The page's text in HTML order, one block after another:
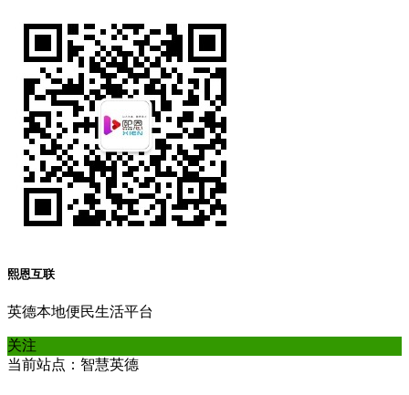
熙恩互联
英德本地便民生活平台
关注
当前站点：智慧英德